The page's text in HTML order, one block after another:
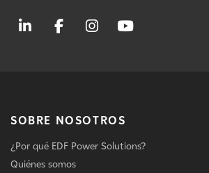
SOBRE NOSOTROS
¿Por qué EDF Power Solutions?
Quiénes somos